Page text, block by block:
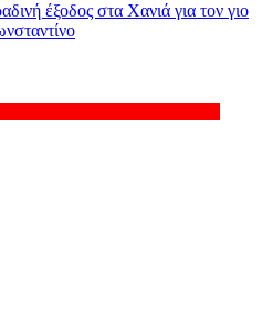
έξοδος στα Χανιά για τον γιο